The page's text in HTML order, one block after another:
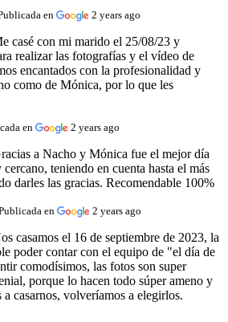
en 2 years ago
casé con mi marido el 25/08/23 y
realizar las fotografías y el vídeo de
encantados con la profesionalidad y
como de Mónica, por lo que les
en 2 years ago
a Nacho y Mónica fue el mejor día
teniendo en cuenta hasta el más
darles las gracias. Recomendable 100%
en 2 years ago
casamos el 16 de septiembre de 2023, la
poder contar con el equipo de "el día de
comodísimos, las fotos son super
porque lo hacen todo súper ameno y
casarnos, volveríamos a elegirlos.